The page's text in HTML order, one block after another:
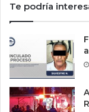
Te podría